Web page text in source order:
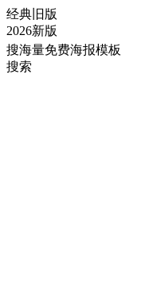
经典旧版
2026新版
搜海量免费海报模板
搜索